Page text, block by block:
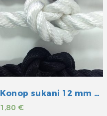
Konop sukani 12 mm plavi
1,80 €